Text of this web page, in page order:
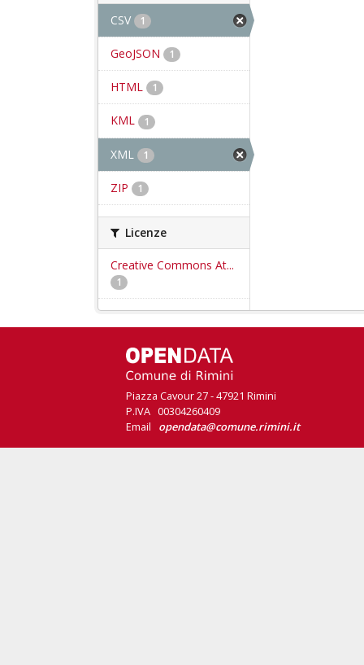
CSV 1
GeoJSON 1
HTML 1
KML 1
XML 1
ZIP 1
Licenze
Creative Commons At...
1
Piazza Cavour 27 - 47921 Rimini
P.IVA 00304260409
Email opendata@comune.rimini.it